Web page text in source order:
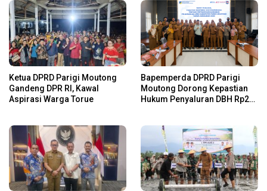
Ketua DPRD Parigi Moutong
Gandeng DPR RI, Kawal
Aspirasi Warga Torue
Bapemperda DPRD Parigi
Moutong Dorong Kepastian
Hukum Penyaluran DBH Rp24